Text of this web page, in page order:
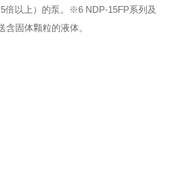
以上）的泵。
※6 NDP-15FP系列及
含固体颗粒的液体。